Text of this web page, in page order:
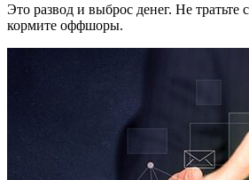
Это развод и выброс денег. Не тратьте
кормите оффшоры.